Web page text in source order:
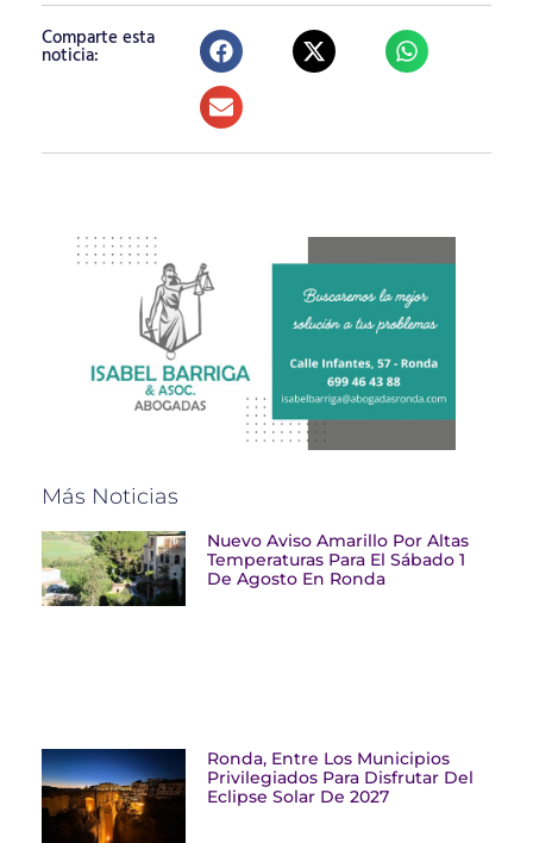
Comparte esta
noticia:
Más Noticias
Nuevo Aviso Amarillo Por Altas
Temperaturas Para El Sábado 1
De Agosto En Ronda
Ronda, Entre Los Municipios
Privilegiados Para Disfrutar Del
Eclipse Solar De 2027